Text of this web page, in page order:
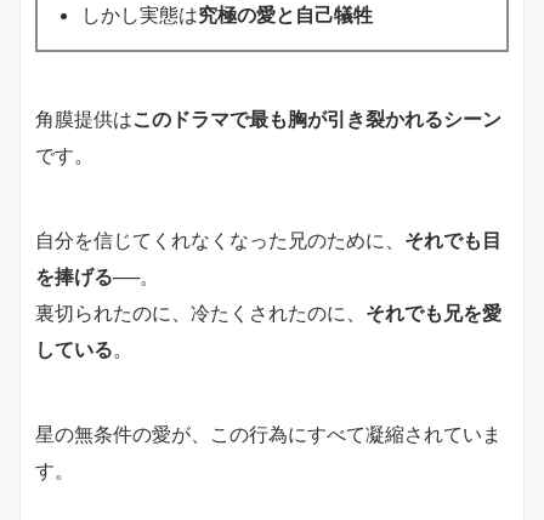
しかし実態は究極の愛と自己犠牲
角膜提供はこのドラマで最も胸が引き裂かれるシーン
です。
自分を信じてくれなくなった兄のために、 それでも目
を捧げる──。
裏切られたのに、冷たくされたのに、 それでも兄を愛
している。
星の無条件の愛が、この行為にすべて凝縮されていま
す。